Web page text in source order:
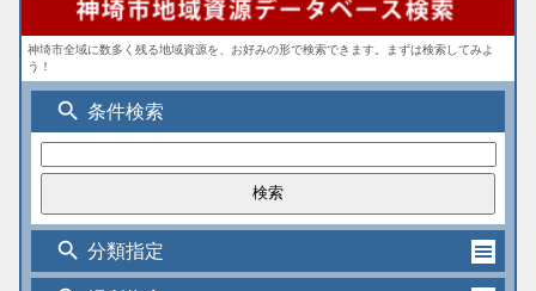
神埼市全域に数多く残る地域資源を、お好みの形で検索できます。まずは検索してみよ
う！
search 条件検索
search 分類指定